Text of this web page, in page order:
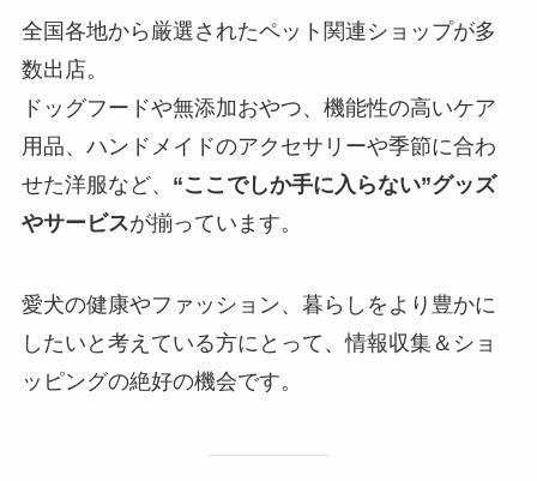
全国各地から厳選されたペット関連ショップが多
数出店。
ドッグフードや無添加おやつ、機能性の高いケア
用品、ハンドメイドのアクセサリーや季節に合わ
せた洋服など、 “ここでしか手に入らない”グッズ
やサービスが揃っています。
愛犬の健康やファッション、暮らしをより豊かに
したいと考えている方にとって、情報収集＆ショ
ッピングの絶好の機会です。